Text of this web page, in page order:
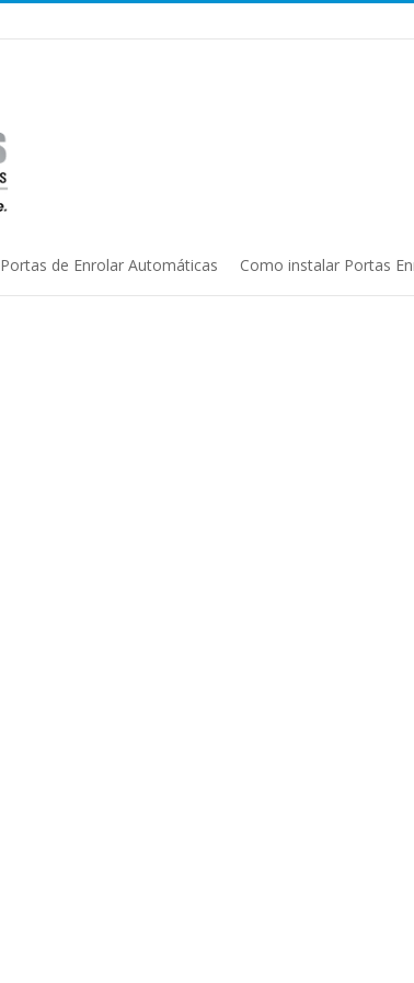
Portas de Enrolar Automáticas Como instalar Portas